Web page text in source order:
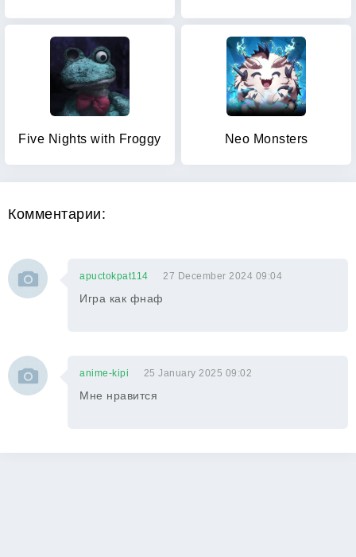
Five Nights with Froggy Neo Monsters
Комментарии:
apuctokpat114 27 December 2024 09:04
Игра как фнаф
anime-kipi 25 January 2025 09:02
Мне нравится